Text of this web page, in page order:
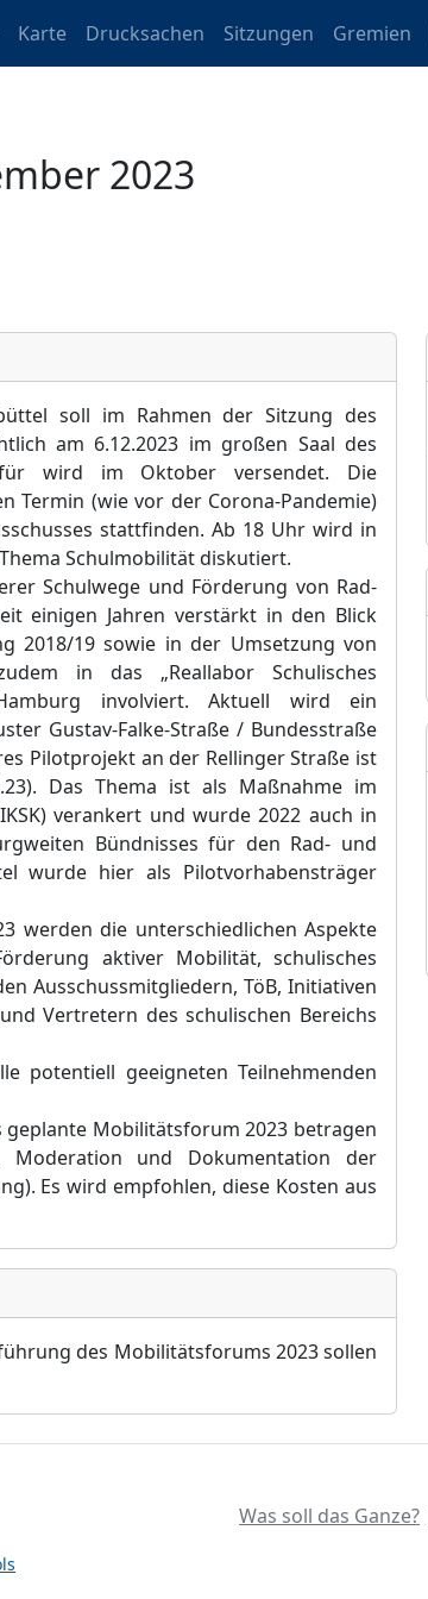
Karte Drucksachen Sitzungen Gremien
2023
soll im Rahmen der Sitzung des
am 6.12.2023 im großen Saal des
wird im Oktober versendet. Die
Termin (wie vor der Corona-Pandemie)
stattfinden. Ab 18 Uhr wird in
Schulmobilität diskutiert.
Schulwege und Förderung von Rad-
einigen Jahren verstärkt in den Blick
2018/19 sowie in der Umsetzung von
in das „Reallabor Schulisches
involviert. Aktuell wird ein
Gustav-Falke-Straße / Bundesstraße
Pilotprojekt an der Rellinger Straße ist
Das Thema ist als Maßnahme im
verankert und wurde 2022 auch in
Bündnisses für den Rad- und
wurde hier als Pilotvorhabensträger
werden die unterschiedlichen Aspekte
aktiver Mobilität, schulisches
Ausschussmitgliedern, TöB, Initiativen
Vertretern des schulischen Bereichs
potentiell geeigneten Teilnehmenden
Mobilitätsforum 2023 betragen
und Dokumentation der
Es wird empfohlen, diese Kosten aus
des Mobilitätsforums 2023 sollen
Was soll das Ganze?